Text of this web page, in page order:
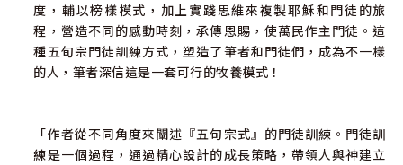
度，輔以榜樣模式，加上實踐思維來複製耶穌和門徒的旅
程，營造不同的感動時刻，承傳恩賜，使萬民作主門徒。這
種五旬宗門徒訓練方式，塑造了筆者和門徒們，成為不一樣
的人，筆者深信這是一套可行的牧養模式！
「作者從不同角度來闡述『五旬宗式』的門徒訓練。門徒訓
練是一個過程，通過精心設計的成長策略，帶領人與神建立